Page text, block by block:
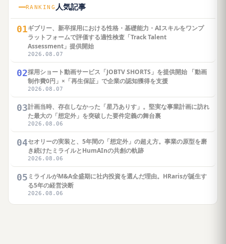
RANKING 人気記事
01ギブリー、新卒採用における性格・基礎能力・AIスキルをワンプ
ラットフォームで評価する適性検査「Track Talent
Assessment」提供開始
2026.08.07
02採用ショート動画サービス「JOBTV SHORTS」を提供開始 「動画
制作費0円」×「再生保証」で企業の認知獲得を支援
2026.08.07
03計画当時、存在しなかった「星乃ありす」。堅実な事業計画に訪れ
た最大の「想定外」を突破した要件定義の舞台裏
2026.08.06
04セオリーの実装と、5年間の「想定外」の超え方。事業の原型を磨
き続けたミライルとHumAInの共創の軌跡
2026.08.06
05 ミライルがM&A全盛期に社内投資を選んだ理由。HRarisが誕生す
る5年の経営決断
2026.08.06